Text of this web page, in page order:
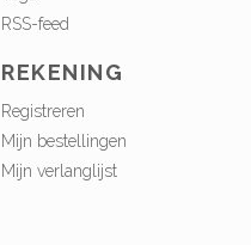
RSS-feed
REKENING
Registreren
Mijn bestellingen
Mijn verlanglijst